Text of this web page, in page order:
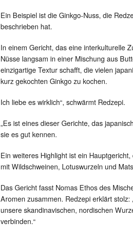
Ein Beispiel ist die Ginkgo-Nuss, die
beschrieben hat.
In einem Gericht, das eine interkulturelle
Nüsse langsam in einer Mischung aus
einzigartige Textur schafft, die vielen
kurz gekochten Ginkgo zu kochen.
Ich liebe es wirklich“, schwärmt Redzepi.
„Es ist eines dieser Gerichte, das
sie es gut kennen.
Ein weiteres Highlight ist ein
mit Wildschweinen, Lotuswurzeln und
Das Gericht fasst Nomas Ethos des
Aromen zusammen. Redzepi erklärt
unsere skandinavischen, nordischen
verbinden.“